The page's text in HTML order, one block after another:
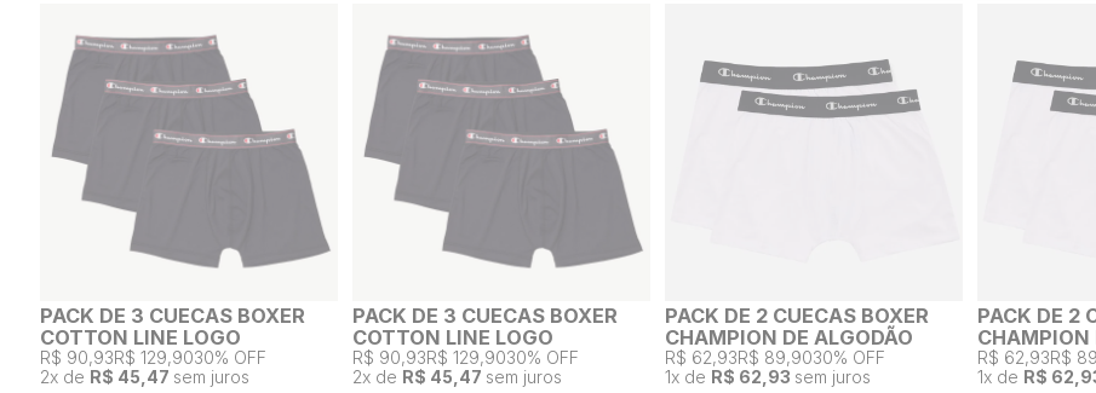
PACK DE 3 CUECAS BOXER
COTTON LINE LOGO
R$ 90,93R$ 129,9030% OFF
2x de R$ 45,47 sem juros
PACK DE 3 CUECAS BOXER
COTTON LINE LOGO
R$ 90,93R$ 129,9030% OFF
2x de R$ 45,47 sem juros
PACK DE 2 CUECAS BOXER
CHAMPION DE ALGODÃO
R$ 62,93R$ 89,9030% OFF
1x de R$ 62,93 sem juros
PACK DE 2
CHAMPION
R$ 62,93R$
1x de R$